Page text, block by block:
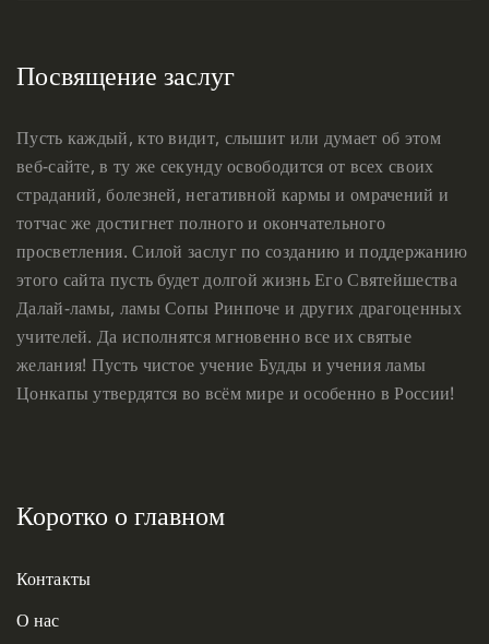
Посвящение заслуг
Пусть каждый, кто видит, слышит или думает об этом
веб-сайте, в ту же секунду освободится от всех своих
страданий, болезней, негативной кармы и омрачений и
тотчас же достигнет полного и окончательного
просветления. Силой заслуг по созданию и поддержанию
этого сайта пусть будет долгой жизнь Его Святейшества
Далай-ламы, ламы Сопы Ринпоче и других драгоценных
учителей. Да исполнятся мгновенно все их святые
желания! Пусть чистое учение Будды и учения ламы
Цонкапы утвердятся во всём мире и особенно в России!
Коротко о главном
Контакты
О нас